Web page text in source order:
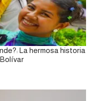
La hermosa historia